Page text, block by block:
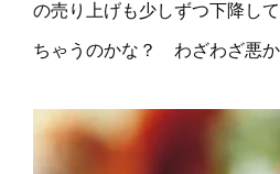
の売り上げも少しずつ下降し
ちゃうのかな？ わざわざ悪